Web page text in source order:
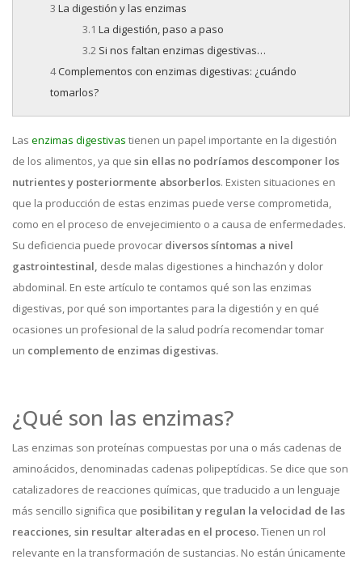
La digestión y las enzimas
La digestión, paso a paso
Si nos faltan enzimas digestivas…
Complementos con enzimas digestivas: ¿cuándo
tomarlos?
Las enzimas digestivas tienen un papel importante en la digestión
de los alimentos, ya que sin ellas no podríamos descomponer los
nutrientes y posteriormente absorberlos. Existen situaciones en
que la producción de estas enzimas puede verse comprometida,
como en el proceso de envejecimiento o a causa de enfermedades.
Su deficiencia puede provocar diversos síntomas a nivel
gastrointestinal, desde malas digestiones a hinchazón y dolor
abdominal. En este artículo te contamos qué son las enzimas
digestivas, por qué son importantes para la digestión y en qué
ocasiones un profesional de la salud podría recomendar tomar
un complemento de enzimas digestivas.
¿Qué son las enzimas?
Las enzimas son proteínas compuestas por una o más cadenas de
aminoácidos, denominadas cadenas polipeptídicas. Se dice que son
catalizadores de reacciones químicas, que traducido a un lenguaje
más sencillo significa que posibilitan y regulan la velocidad de las
reacciones, sin resultar alteradas en el proceso.Tienen un rol
relevante en la transformación de sustancias. No están únicamente